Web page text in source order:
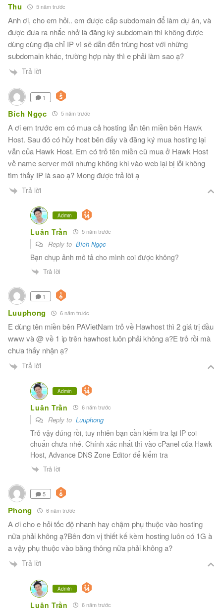
Thu 5 năm trước
Anh ơi, cho em hỏi.. em được cấp subdomain để làm dự án, và
được đưa ra nhắc nhở là đăng ký subdomain thì không được
dùng cùng địa chỉ IP vì sẽ dẫn đến trùng host với những
subdomain khác, trường hợp này thì e phải làm sao ạ?
Trả lời
1
Bích Ngọc 5 năm trước
A ơi em trước em có mua cả hosting lẫn tên miền bên Hawk
Host. Sau đó có hủy host bên đấy và đăng ký mua hosting lại
vẫn của Hawk Host. Em có trỏ tên miền cũ mua ở Hawk Host
về name server mới nhưng không khi vào web lại bị lỗi không
tìm thấy IP là sao ạ? Mong được trả lời ạ
Trả lời
Admin
Luân Trần 5 năm trước
Reply toBích Ngọc
Bạn chụp ảnh mô tả cho mình coi được không?
Trả lời
1
Luuphong 6 năm trước
E dùng tên miền bên PAVietNam trỏ về Hawhost thì 2 giá trị đầu
www và @ về 1 ip trên hawhost luôn phải không a?E trỏ rồi mà
chưa thấy nhận ạ?
Trả lời
Admin
Luân Trần 6 năm trước
Reply toLuuphong
Trỏ vậy đúng rồi, tuy nhiên bạn cần kiểm tra lại IP coi
chuẩn chưa nhé. Chính xác nhất thì vào cPanel của Hawk
Host, Advance DNS Zone Editor để kiểm tra
Trả lời
5
Phong 6 năm trước
A ơi cho e hỏi tốc độ nhanh hay chậm phụ thuộc vào hosting
nữa phải không ạ?Bên đơn vị thiết kế kèm hosting luôn có 1G à
a vậy phụ thuộc vào băng thông nữa phải không a?
Trả lời
Admin
Luân Trần 6 năm trước